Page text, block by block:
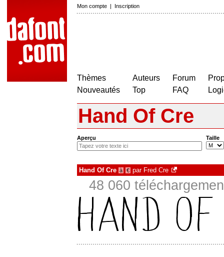
Mon compte | Inscription
Thèmes
Nouveautés
Auteurs
Top
Forum
FAQ
Hand Of Cre
Aperçu Taille
Hand Of Cre à € par Fred Cre
48 060